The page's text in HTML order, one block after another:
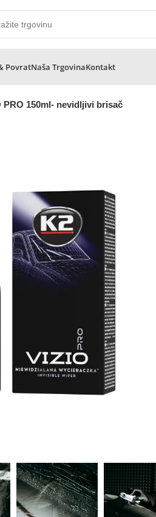
PovratNaša TrgovinaKontakt
PRO 150ml- nevidljivi brisač